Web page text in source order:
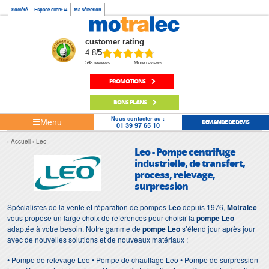
Société Espace client Ma sélection
customer rating
4.8/5
598 reviews More reviews
PROMOTIONS
BONS PLANS
Menu Nous contacter au :
01 39 97 65 10 DEMANDE DE DEVIS
Accueil Leo
Leo - Pompe centrifuge
industrielle, de transfert,
process, relevage,
surpression
Spécialistes de la vente et réparation de pompes Leodepuis 1976, Motralec
vous propose un large choix de références pour choisir la pompe Leo
adaptée à votre besoin. Notre gamme depompe Leos’étend jour après jour
avec de nouvelles solutions et de nouveaux matériaux :
• Pompe de relevage Leo • Pompe de chauffage Leo • Pompe de surpression